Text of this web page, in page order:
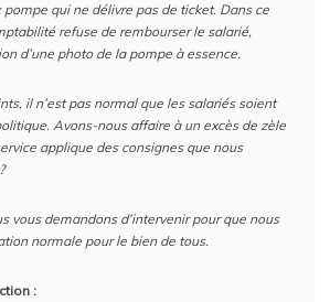
pompe qui ne délivre pas de ticket. Dans ce
refuse de rembourser le salarié,
d’une photo de la pompe à essence.
il n’est pas normal que les salariés soient
Avons-nous affaire à un excès de zèle
applique des consignes que nous
vous demandons d’intervenir pour que nous
normale pour le bien de tous.
: